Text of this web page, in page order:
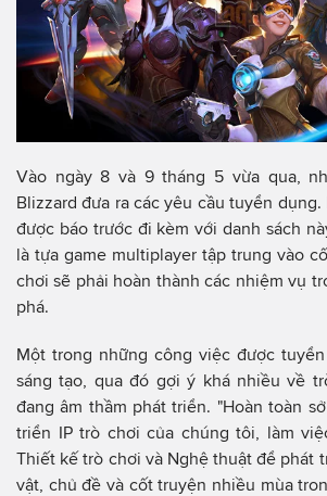
Vào ngày 8 và 9 tháng 5 vừa qua,
Blizzard đưa ra các yêu cầu tuyển
được báo trước đi kèm với danh sách
là tựa game multiplayer tập trung vào
chơi sẽ phải hoàn thành các nhiệm vụ
phá.
Một trong những công việc được
sáng tạo, qua đó gợi ý khá nhiều về
đang âm thầm phát triển. "Hoàn toàn
triển IP trò chơi của chúng tôi, làm
Thiết kế trò chơi và Nghệ thuật để phát
vật, chủ đề và cốt truyện nhiều mùa